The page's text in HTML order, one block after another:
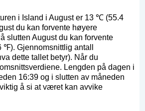
i Island i August er 13 ℃ (55.4
du kan forvente høyere
slutten August du kan forvente
Gjennomsnittlig antall
dette tallet betyr). Når du
Lengden på dagen i
16:39 og i slutten av måneden
å si at været kan avvike